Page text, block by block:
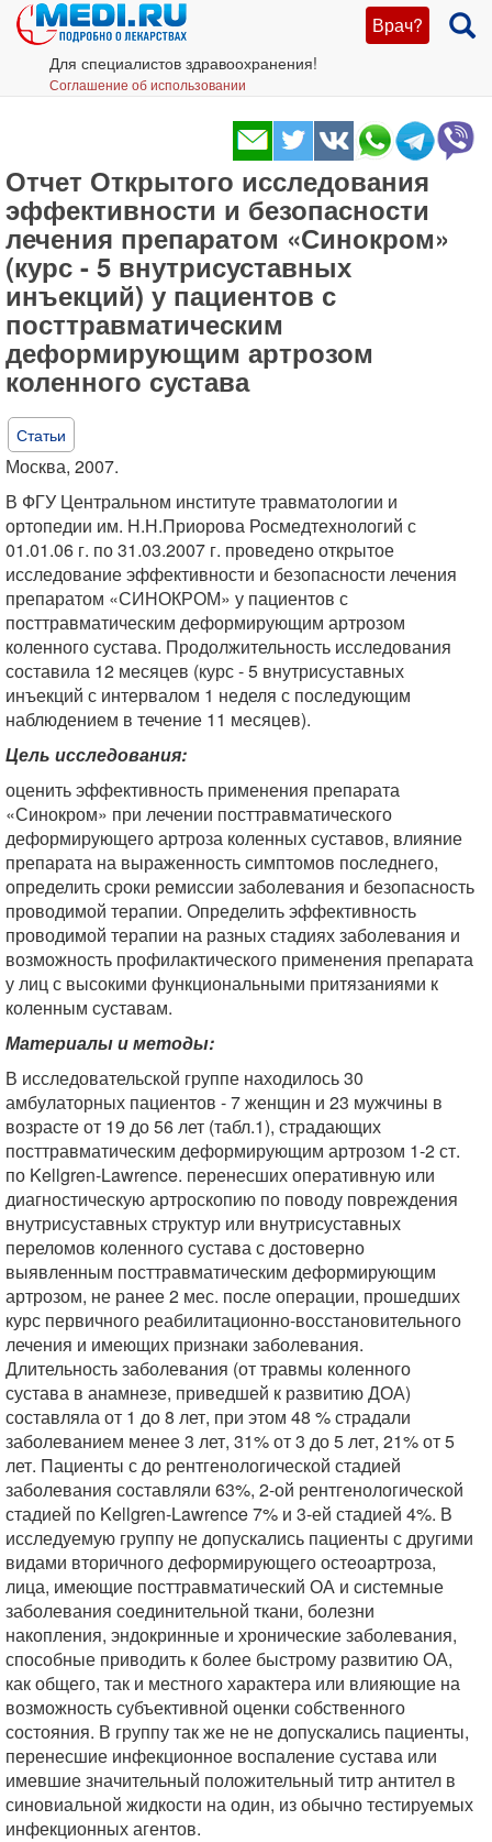
Врач?
Для специалистов здравоохранения!
Соглашение об использовании
Отчет Открытого исследования
эффективности и безопасности
лечения препаратом «Синокром»
(курс - 5 внутрисуставных
инъекций) у пациентов с
посттравматическим
деформирующим артрозом
коленного сустава
Статьи
Москва, 2007.
В ФГУ Центральном институте травматологии и
ортопедии им. Н.Н.Приорова Росмедтехнологий с
01.01.06 г. по 31.03.2007 г. проведено открытое
исследование эффективности и безопасности лечения
препаратом «СИНОКРОМ» у пациентов с
посттравматическим деформирующим артрозом
коленного сустава. Продолжительность исследования
составила 12 месяцев (курс - 5 внутрисуставных
инъекций с интервалом 1 неделя с последующим
наблюдением в течение 11 месяцев).
Цель исследования:
оценить эффективность применения препарата
«Синокром» при лечении посттравматического
деформирующего артроза коленных суставов, влияние
препарата на выраженность симптомов последнего,
определить сроки ремиссии заболевания и безопасность
проводимой терапии. Определить эффективность
проводимой терапии на разных стадиях заболевания и
возможность профилактического применения препарата
у лиц с высокими функциональными притязаниями к
коленным суставам.
Материалы и методы:
В исследовательской группе находилось 30
амбулаторных пациентов - 7 женщин и 23 мужчины в
возрасте от 19 до 56 лет (табл.1), страдающих
посттравматическим деформирующим артрозом 1-2 ст.
по Kellgren-Lawrence. перенесших оперативную или
диагностическую артроскопию по поводу повреждения
внутрисуставных структур или внутрисуставных
переломов коленного сустава с достоверно
выявленным посттравматическим деформирующим
артрозом, не ранее 2 мес. после операции, прошедших
курс первичного реабилитационно-восстановительного
лечения и имеющих признаки заболевания.
Длительность заболевания (от травмы коленного
сустава в анамнезе, приведшей к развитию ДОА)
составляла от 1 до 8 лет, при этом 48 % страдали
заболеванием менее 3 лет, 31% от 3 до 5 лет, 21% от 5
лет. Пациенты с до рентгенологической стадией
заболевания составляли 63%, 2-ой рентгенологической
стадией по Kellgren-Lawrence 7% и 3-ей стадией 4%. В
исследуемую группу не допускались пациенты с другими
видами вторичного деформирующего остеоартроза,
лица, имеющие посттравматический ОА и системные
заболевания соединительной ткани, болезни
накопления, эндокринные и хронические заболевания,
способные приводить к более быстрому развитию ОА,
как общего, так и местного характера или влияющие на
возможность субъективной оценки собственного
состояния. В группу так же не не допускались пациенты,
перенесшие инфекционное воспаление сустава или
имевшие значительный положительный титр антител в
синовиальной жидкости на один, из обычно тестируемых
инфекционных агентов.